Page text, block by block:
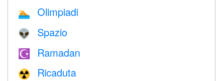
🏊 Olimpiadi
👽 Spazio
☪️ Ramadan
☢️ Ricaduta